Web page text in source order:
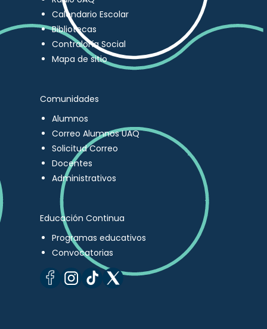
Calendario Escolar
Bibliotecas
Contraloría Social
Mapa de sitio
Comunidades
Alumnos
Correo Alumnos UAQ
Solicitud Correo
Docentes
Administrativos
Educación Continua
Programas educativos
Convocatorias